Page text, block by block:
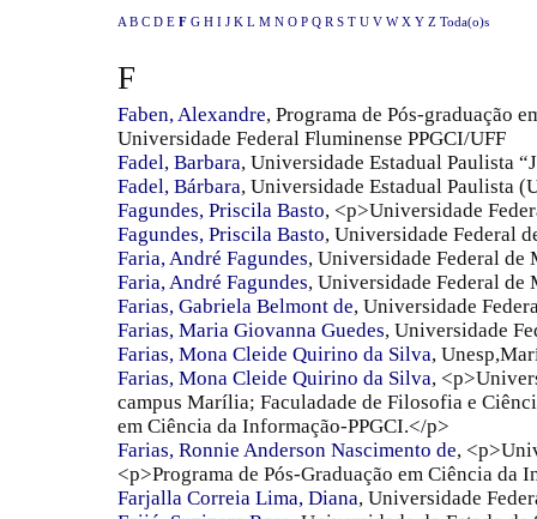
A B C D E F G H I J K L M N O P Q R S T U V W X Y Z Toda(o)s
F
Faben, Alexandre, Programa de Pós-graduação
Universidade Federal Fluminense PPGCI/UFF
Fadel, Barbara, Universidade Estadual Paulista
Fadel, Bárbara, Universidade Estadual Paulista
Fagundes, Priscila Basto, <p>Universidade
Fagundes, Priscila Basto, Universidade Federal
Faria, André Fagundes, Universidade Federal de
Faria, André Fagundes, Universidade Federal de
Farias, Gabriela Belmont de, Universidade
Farias, Maria Giovanna Guedes, Universidade
Farias, Mona Cleide Quirino da Silva,
Farias, Mona Cleide Quirino da Silva,
campus Marília; Faculadade de Filosofia e
em Ciência da Informação-PPGCI.</p>
Farias, Ronnie Anderson Nascimento de,
<p>Programa de Pós-Graduação em Ciência da
Farjalla Correia Lima, Diana, Universidade